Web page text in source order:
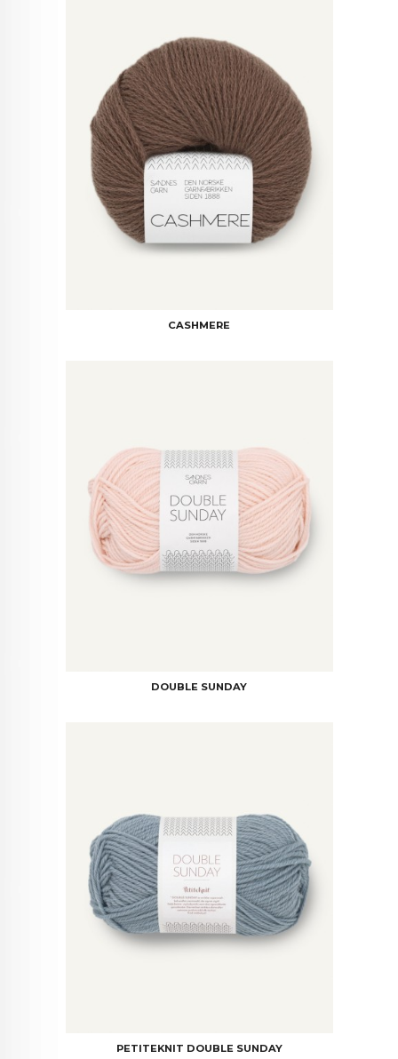
CASHMERE
DOUBLE SUNDAY
PETITEKNIT DOUBLE SUNDAY